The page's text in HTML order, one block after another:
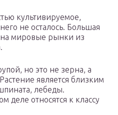
культивируемое,
не осталось. Большая
на мировые рынки из
но это не зерна, а
является близким
лебеды.
деле относятся к классу